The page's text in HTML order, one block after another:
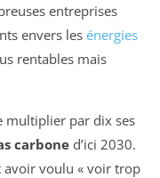
entreprises
envers les énergies
rentables mais
multiplier par dix ses
carbone d’ici 2030.
avoir voulu « voir trop